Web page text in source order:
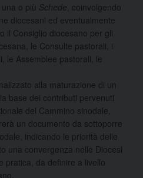
o più Schede , coinvolgendo
diocesani ed eventualmente
il Consiglio diocesano per gli
le Consulte pastorali, i
le Assemblee pastorali, le
alla maturazione di un
base dei contributi pervenuti
del Cammino sinodale,
un documento da sottoporre
indicando le priorità delle
una convergenza nelle Diocesi
pratica, da definire a livello